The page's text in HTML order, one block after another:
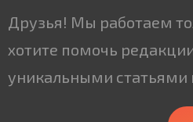
Друзья! Мы работаем
хотите помочь
уникальными